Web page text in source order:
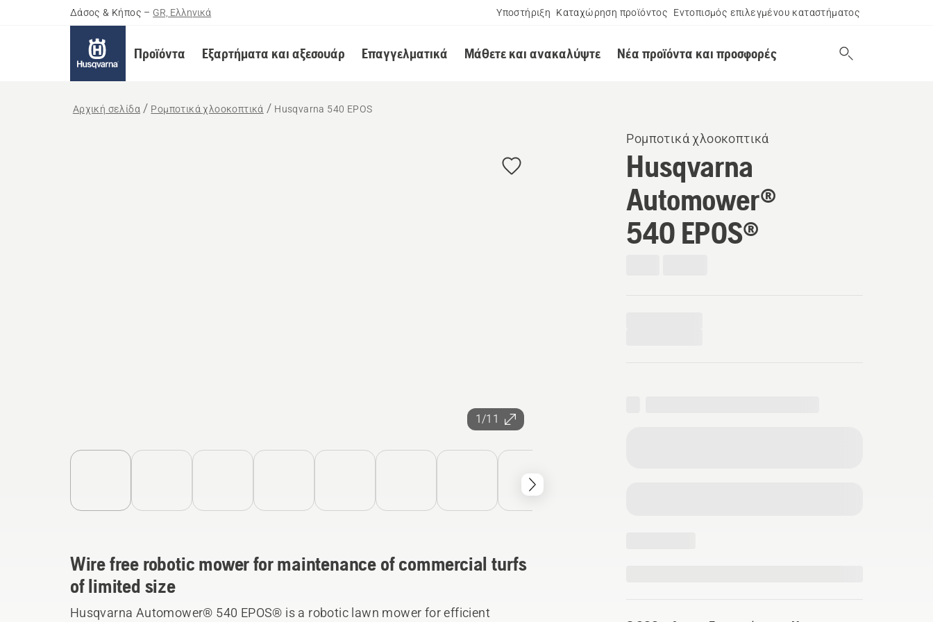
Δάσος & Κήπος – GR, Ελληνικά Υποστήριξη Καταχώρηση προϊόντος Εντοπισμός επιλεγμένου καταστήματος
Προϊόντα Εξαρτήματα και αξεσουάρ Επαγγελματικά Μάθετε και ανακαλύψτε Νέα προϊόντα και προσφορές
Αρχική σελίδα Ρομποτικά χλοοκοπτικά Husqvarna 540 EPOS
1/11
Ρομποτικά χλοοκοπτικά
Husqvarna
Automower®
540 EPOS®
Wire free robotic mower for maintenance of commercial turfs
of limited size
Husqvarna Automower® 540 EPOS® is a robotic lawn mower for efficient